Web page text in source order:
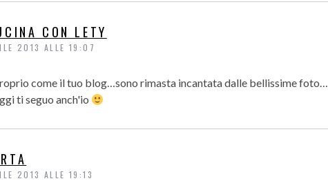
CON LETY
2013 ALLE 19:07
come il tuo blog…sono rimasta incantata dalle bellissime foto…
ti seguo anch'io
2013 ALLE 19:13